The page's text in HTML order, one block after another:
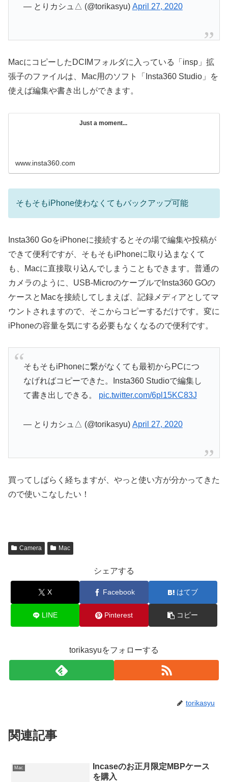
— とりカシュ△ (@torikasyu) April 27, 2020
MacにコピーしたDCIMフォルダに入っている「insp」拡
張子のファイルは、Mac用のソフト「Insta360 Studio」を
使えば編集や書き出しができます。
Just a moment...
www.insta360.com
そもそもiPhone使わなくてもバックアップ可能
Insta360 GoをiPhoneに接続するとその場で編集や投稿が
できて便利ですが、そもそもiPhoneに取り込まなくて
も、Macに直接取り込んでしまうこともできます。普通の
カメラのように、USB-MicroのケーブルでInsta360 GOの
ケースとMacを接続してしまえば、記録メディアとしてマ
ウントされますので、そこからコピーするだけです。変に
iPhoneの容量を気にする必要もなくなるので便利です。
そもそもiPhoneに繋がなくても最初からPCにつ
なげればコピーできた。Insta360 Studioで編集し
て書き出しできる。 pic.twitter.com/6pl15KC83J
— とりカシュ△ (@torikasyu) April 27, 2020
買ってしばらく経ちますが、やっと使い方が分かってきた
ので使いこなしたい！
Camera Mac
シェアする
X Facebook はてブ
LINE Pinterest コピー
torikasyuをフォローする
torikasyu
関連記事
Mac
Incaseのお正月限定MBPケース
を購入